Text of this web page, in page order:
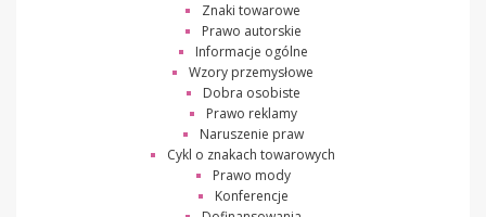
Znaki towarowe
Prawo autorskie
Informacje ogólne
Wzory przemysłowe
Dobra osobiste
Prawo reklamy
Naruszenie praw
Cykl o znakach towarowych
Prawo mody
Konferencje